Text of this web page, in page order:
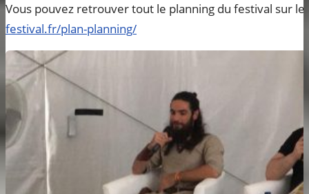
Vous pouvez retrouver tout le planning du festival sur
festival.fr/plan-planning/